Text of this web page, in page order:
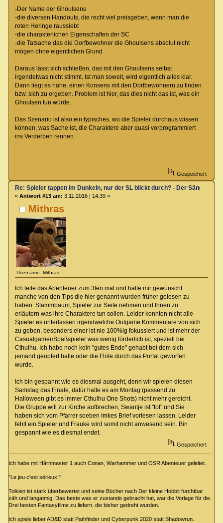
-Der Name der Ghoulsens
-die diversen Handouts, die recht viel preisgeben, wenn man die
roten Heringe raussiebt
-die charakterlichen Eigenschaften der SC
-die Tatsache das die Dorfbewohner die Ghoulsens absolut nicht
mögen ohne eigentlichen Grund
Daraus lässt sich schließen, das mit den Ghoulsens selbst
irgendetwas nicht stimmt. Ist man soweit, wird eigentlich alles klar.
Dann liegt es nahe, einen Konsens mit den Dorfbewohnern zu finden
bzw. sich zu ergeben. Problem ist hier, das dies nicht das ist, was ein
Ghoulsen tun würde.
Das Szenario ist also ein typisches, wo die Spieler durchaus wissen
können, was Sache ist, die Charaktere aber quasi vorprogrammiert
ins Verderben rennen.
Gespeichert
Mithras
Username: Mithras
Re: Spieler tappen im Dunkeln, nur der SL blickt durch? - Der Sänger von
« Antwort #13 am: 3.11.2016 | 14:39 »
Ich leite das Abenteuer zum 3ten mal und hätte mir gewünscht
manche von den Tips die hier genannt wurden früher gelesen zu
haben: Stammbaum, Spieler zur Seite nehmen und Ihnen zu
erläutern was ihre Charaktere tun sollen. Leider konnten nicht alle
Spieler es unterlassen irgendwelche Outgame Kommentare von sich
zu geben, besonders einer ist nie 100%ig fokussiert und ist mehr der
Casualgamer/Spaßspieler was wenig förderlich ist, speziell bei
Cthulhu. Ich habe noch kein "gutes Ende" gehabt bei dem sich
jemand geopfert hatte oder die Flöte durch das Portal geworfen
wurde.
Ich bin gespannt wie es diesmal ausgeht, denn wir spielen diesen
Samstag das Finale, dafür hatte es am Montag (passend zu
Halloween gibt es immer Cthulhu One Shots) nicht mehr gereicht.
Die Gruppe will zur Kirche aufbrechen, Swantje ist "tot" und Sie
haben sich vom Pfarrer soeben Imkes Brief vorlesen lassen. Leider
fehlt ein Spieler und Frauke wird somit nicht anwesend sein. Bin
gespannt wie es diesmal endet.
Gespeichert
Ich habe mit Hârnmaster 1 auch Conan, Warhammer und OSR Abenteuer geleitet.
"Le jeu c'est sérieux!"
Tolkien ist stark überbewertet und seine Bücher nach Der kleine Hobbit furchtbar
zäh und langatmig. Das beste was er zustande gebracht hat, war die Vorlage für die
Drei besten Fantasyfilme zu liefern, die bisher gedreht wurden.
Ich spiele lieber AD&D statt Pathfinder und Cyberpunk 2020 statt Shadowrun.